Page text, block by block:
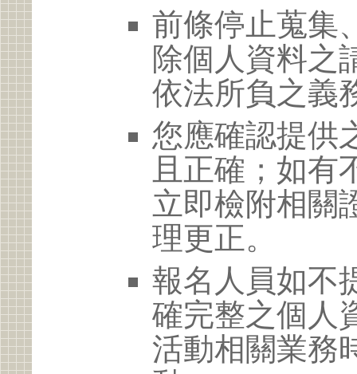
前條停止蒐集
除個人資料之
依法所負之義
您應確認提供
且正確；如有
立即檢附相關
理更正。
報名人員如不
確完整之個人
活動相關業務